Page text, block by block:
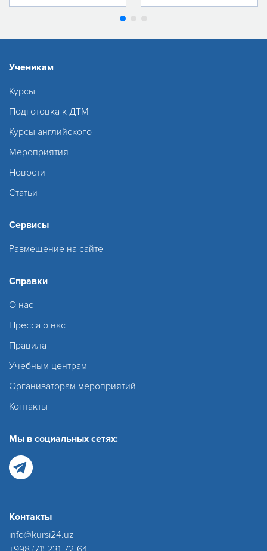
Ученикам
Курсы
Подготовка к ДТМ
Курсы английского
Мероприятия
Новости
Статьи
Сервисы
Размещение на сайте
Справки
О нас
Пресса о нас
Правила
Учебным центрам
Организаторам мероприятий
Контакты
Мы в социальных сетях:
Контакты
info@kursi24.uz